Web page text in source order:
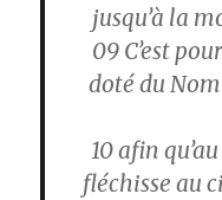
jusqu’à la
09C’est
doté du
10afin
fléchisse au